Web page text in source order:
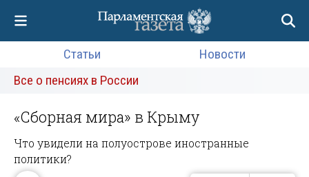
Статьи
Новости
Все о пенсиях в России
«Сборная мира» в Крыму
Что увидели на полуострове иностранные
политики?